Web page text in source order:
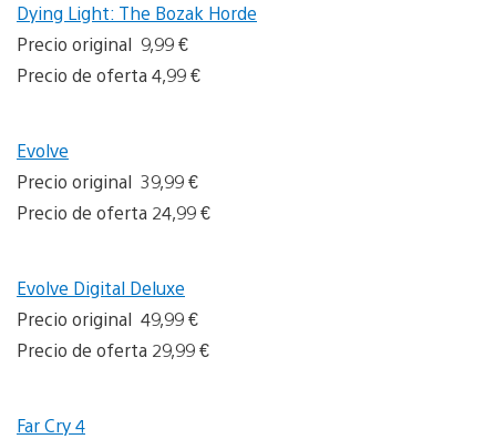
Dying Light: The Bozak Horde
Precio original 9,99 €
Precio de oferta 4,99 €
Evolve
Precio original 39,99 €
Precio de oferta 24,99 €
Evolve Digital Deluxe
Precio original 49,99 €
Precio de oferta 29,99 €
Far Cry 4